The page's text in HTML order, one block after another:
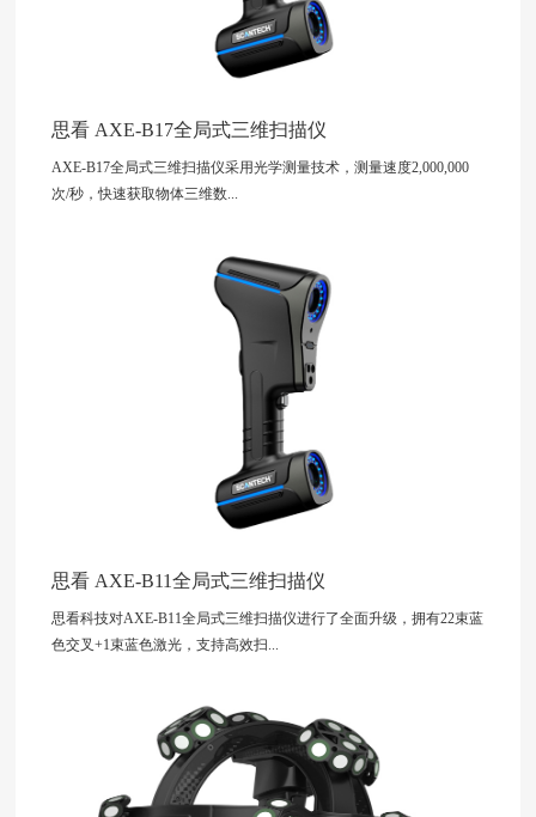
思看 AXE-B17全局式三维扫描仪
AXE-B17全局式三维扫描仪采用光学测量技术，测量速度2,000,000
次/秒，快速获取物体三维数...
思看 AXE-B11全局式三维扫描仪
思看科技对AXE-B11全局式三维扫描仪进行了全面升级，拥有22束蓝
色交叉+1束蓝色激光，支持高效扫...